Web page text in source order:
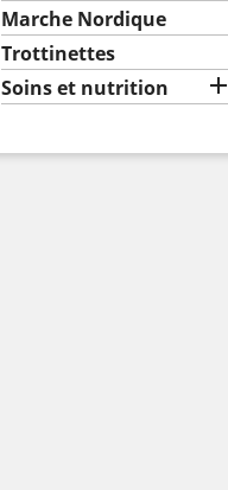
Marche Nordique
Trottinettes
Soins et nutrition
